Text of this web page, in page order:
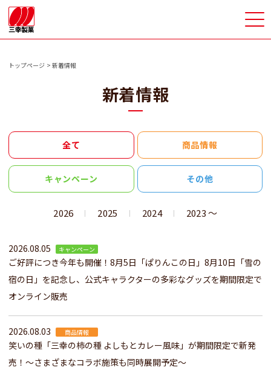
トップページ 新着情報
新着情報
全て 商品情報
キャンペーン その他
2026 2025 2024 2023 〜
2026.08.05 キャンペーン
ご好評につき今年も開催！8月5日「ぱりんこの日」8月10日「雪の
宿の日」を記念し、公式キャラクターの多彩なグッズを期間限定で
オンライン販売
2026.08.03 商品情報
笑いの種「三幸の柿の種 よしもとカレー風味」が期間限定で新発
売！～さまざまなコラボ施策も同時展開予定～